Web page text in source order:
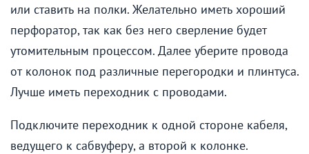
или ставить на полки. Желательно иметь хороший
перфоратор, так как без него сверление будет
утомительным процессом. Далее уберите провода
от колонок под различные перегородки и плинтуса.
Лучше иметь переходник с проводами.
Подключите переходник к одной стороне кабеля,
ведущего к сабвуферу, а второй к колонке.